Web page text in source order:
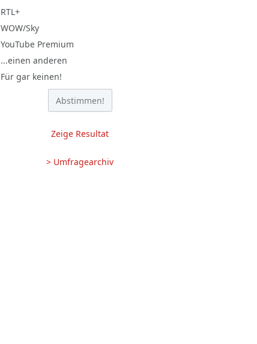
RTL+
WOW/Sky
YouTube Premium
...einen anderen
Für gar keinen!
Zeige Resultat
> Umfragearchiv